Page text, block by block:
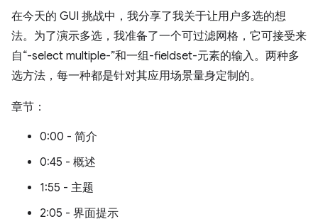
在今天的 GUI 挑战中，我分享了我关于让用户多选的想
法。为了演示多选，我准备了一个可过滤网格，它可接受来
自“-select multiple-”和一组-fieldset-元素的输入。两种多
选方法，每一种都是针对其应用场景量身定制的。
章节：
0:00 - 简介
0:45 - 概述
1:55 - 主题
2:05 - 界面提示